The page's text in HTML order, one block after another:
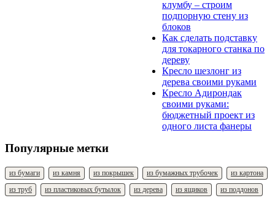
клумбу – строим
подпорную стену из
блоков
Как сделать подставку
для токарного станка по
дереву
Кресло шезлонг из
дерева своими руками
Кресло Адирондак
своими руками:
бюджетный проект из
одного листа фанеры
Популярные метки
из бумаги из камня из покрышек из бумажных трубочек
из картона
из труб
из пластиковых бутылок из дерева из ящиков
из поддонов